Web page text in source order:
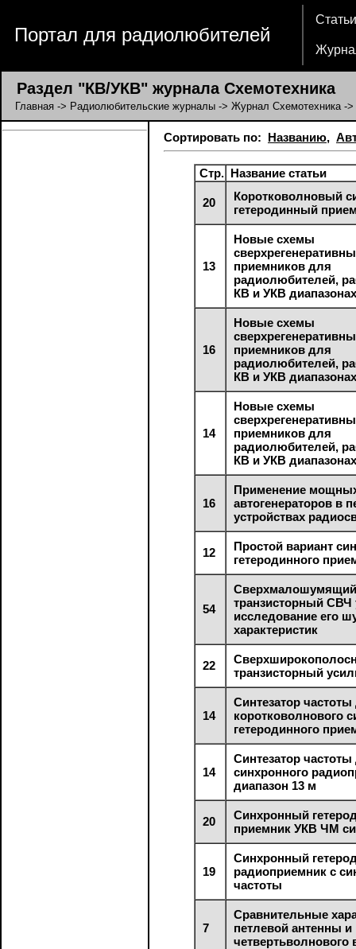
Портал для радиолюбителей
Статьи
Раздел "КВ/УКВ" журнала Схемотехника
Главная -> Радиолюбительские журналы -> Журнал Схемотехника->
Сортировать по: Названию,
Стр. Название статьи
20
Коротковолновый
гетеродинный
13
Новые схемы
приемников для
радиолюбителей,
КВ и УКВ
16
Новые схемы
приемников для
радиолюбителей,
КВ и УКВ
14
Новые схемы
приемников для
радиолюбителей,
КВ и УКВ
16
Применение
автогенераторов в
устройствах
12
Простой вариант
гетеродинного
54
транзисторный СВЧ
исследование его
характеристик
22
транзисторный
14
Синтезатор
коротковолнового
гетеродинного
14
Синтезатор
синхронного
диапазон 13 м
20
Синхронный
приемник УКВ ЧМ
19
Синхронный
радиоприемник с
частоты
7
Сравнительные
петлевой антенны и
четвертьволнового